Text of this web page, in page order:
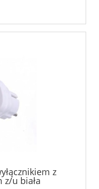
z
u biała